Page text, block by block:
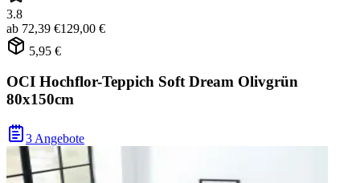
3.8
ab 72,39 €129,00 €
5,95 €
OCI Hochflor-Teppich Soft Dream Olivgrün
80x150cm
3 Angebote